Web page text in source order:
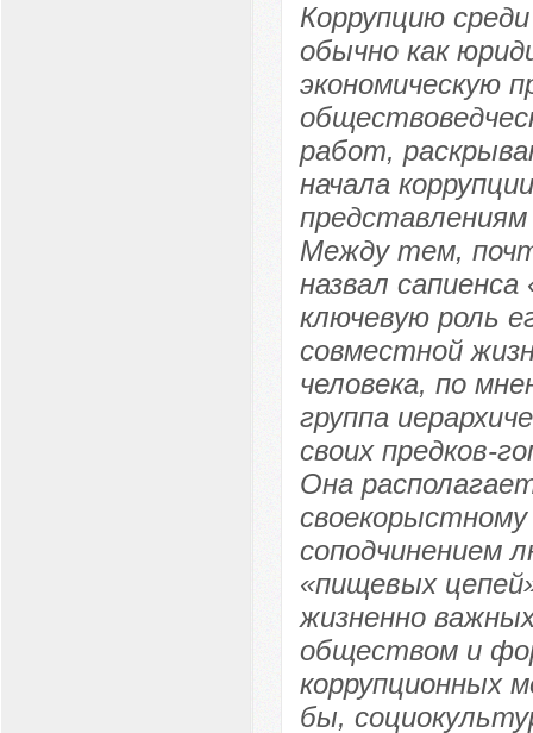
Коррупцию
обычно как
экономическую
работ,
начала
Между тем,
назвал
ключевую роль
совместной
человека, по
группа
своих предков-
Она
соподчинением
«пищевых
жизненно
обществом и
коррупционных
бы,